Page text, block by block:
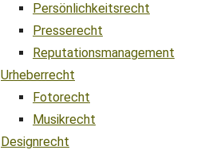
Persönlichkeitsrecht
Presserecht
Reputationsmanagement
Urheberrecht
Fotorecht
Musikrecht
Designrecht